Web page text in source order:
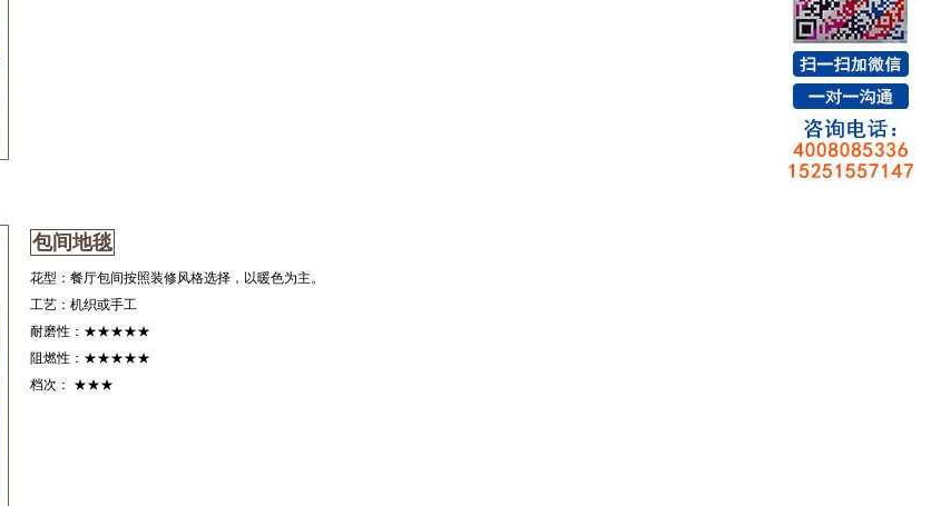
包间地毯
花型：餐厅包间按照装修风格选择，以暖色为主。
工艺：机织或手工
耐磨性：★★★★★
阻燃性：★★★★★
档次： ★★★